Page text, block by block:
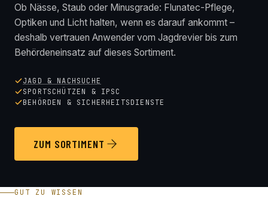
Ob Nässe, Staub oder Minusgrade: Flunatec-Pflege,
Optiken und Licht halten, wenn es darauf ankommt –
deshalb vertrauen Anwender vom Jagdrevier bis zum
Behördeneinsatz auf dieses Sortiment.
JAGD & NACHSUCHE
SPORTSCHÜTZEN & IPSC
BEHÖRDEN & SICHERHEITSDIENSTE
ZUM SORTIMENT
GUT ZU WISSEN